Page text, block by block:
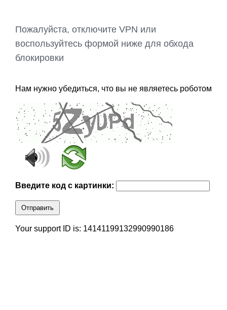
Пожалуйста, отключите VPN или
воспользуйтесь формой ниже для обхода
блокировки
Нам нужно убедиться, что вы не являетесь роботом
Введите код с картинки:
Отправить
Your support ID is: 14141199132990990186